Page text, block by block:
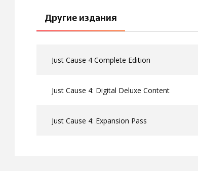
Другие издания
Just Cause 4 Complete Edition
Just Cause 4: Digital Deluxe Content
Just Cause 4: Expansion Pass